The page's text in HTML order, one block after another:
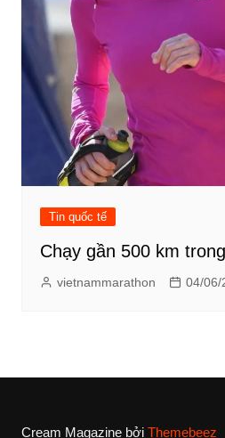
Tin quốc tế
Chạy gần 500 km
vietnammarathon 04/06/
Cream Magazine bởi Themebeez